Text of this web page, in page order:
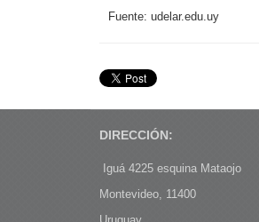
Fuente: udelar.edu.uy
DIRECCIÓN:
Iguá 4225 esquina Mataojo
Montevideo, 11400